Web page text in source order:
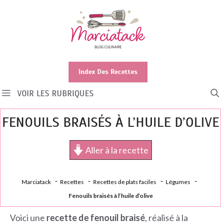
Index Des Recettes
VOIR LES RUBRIQUES
FENOUILS BRAISÉS À L’HUILE D’OLIVE
Aller à la recette
Marciatack Recettes Recettes de plats faciles
Légumes
Fenouils braisés à l’huile d’olive
Voici une recette de fenouil braisé, réalisé à la